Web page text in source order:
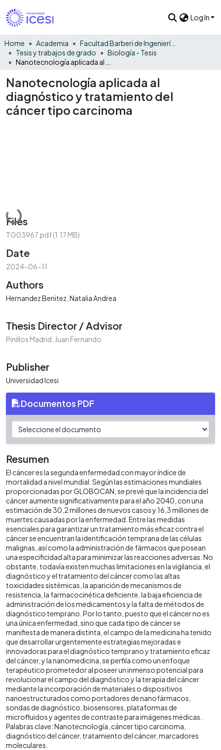
Log In
Home Academia
Facultad Barberi de Ingeniería, Diseño y Ciencias Aplicadas
Tesis y trabajos de grado
Biología - Tesis
Nanotecnología aplicada al
diagnóstico y tratamiento del
cáncer tipo carcinoma
Loading...
Files
TG03967.pdf(1.17 MB)
Date
2024-06-11
Authors
Hernandez Benitez, Natalia Andrea
Thesis Director / Advisor
Pinillos Madrid, Juan Fernando
Publisher
Universidad Icesi
Documentos PDF
Resumen
El cáncer es la segunda enfermedad con mayor índice de
mortalidad a nivel mundial. Según las estimaciones mundiales
proporcionadas por GLOBOCAN, se prevé que la incidencia del
cáncer aumente significativamente para el año 2040, con una
estimación de 30,2 millones de nuevos casos y 16,3 millones de
muertes causadas por la enfermedad. Entre las medidas
esenciales para garantizar un tratamiento más eficaz contra el
cáncer se encuentran la identificación temprana de las células
malignas, así como la administración de fármacos que posean
una especificidad alta para minimizar las reacciones adversas. No
obstante, todavía existen muchas limitaciones en la vigilancia, el
diagnóstico y el tratamiento del cáncer como las altas
toxicidades sistémicas, la aparición de mecanismos de
resistencia, la farmacocinética deficiente, la baja eficiencia de
administración de los medicamentos y la falta de métodos de
diagnóstico temprano. Por lo tanto, puesto que el cáncer no es
una única enfermedad, sino que cada tipo de cáncer se
manifiesta de manera distinta, el campo de la medicina ha tenido
que desarrollar urgentemente estrategias mejoradas e
innovadoras para el diagnóstico temprano y tratamiento eficaz
del cáncer, y la nanomedicina, se perfila como un enfoque
terapéutico prometedor al poseer un inmenso potencial para
revolucionar el campo del diagnóstico y la terapia del cáncer
mediante la incorporación de materiales o dispositivos
nanoestructurados como portadores de nanofármacos,
sondas de diagnóstico, biosensores, plataformas de
microfluidos y agentes de contraste para imágenes médicas.
Palabras clave: Nanotecnología, cáncer tipo carcinoma,
diagnóstico del cáncer, tratamiento del cáncer, marcadores
moleculares.